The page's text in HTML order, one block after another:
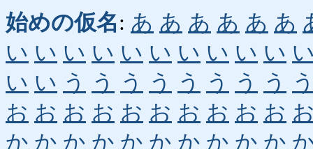
始めの仮名: あ あ あ あ あ あ
い い い い い い い い い い
い い う う う う う う う う
お お お お お お お お お お
か か か か か か か か か か